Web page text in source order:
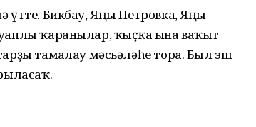
Бикбау, Яңы Петровка, Яңы
ҡаранылар, ҡыҫҡа ғына ваҡыт
тамғалау мәсьәләһе тора. Был эш